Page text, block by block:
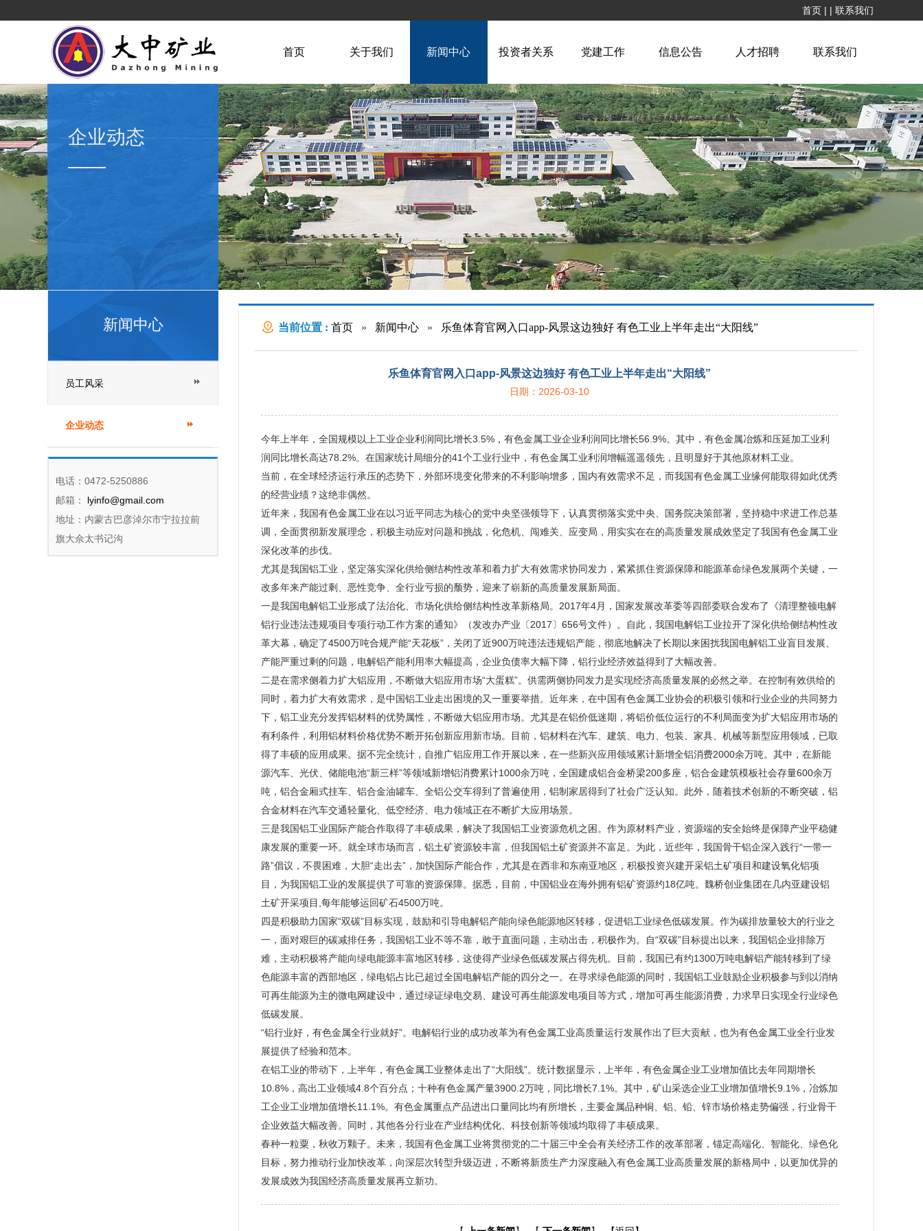
首页 | | 联系我们
首页 关于我们 新闻中心 投资者关系 党建工作 信息公告 人才招聘 联系我们
企业动态
新闻中心
员工风采
企业动态
电话：0472-5250886
邮箱：
lyinfo@gmail.com
地址：内蒙古巴彦淖尔市宁拉拉前
旗大佘太书记沟
当前位置 : 首页» 新闻中心» 乐鱼体育官网入口app-风景这边独好 有色工业上半年走出“大阳线”
乐鱼体育官网入口app-风景这边独好 有色工业上半年走出“大阳线”
日期：2026-03-10
今年上半年，全国规模以上工业企业利润同比增长3.5%，有色金属工业企业利润同比增长56.9%。其中，有色金属冶炼和压延加工业利
润同比增长高达78.2%。在国家统计局细分的41个工业行业中，有色金属工业利润增幅遥遥领先，且明显好于其他原材料工业。
当前，在全球经济运行承压的态势下，外部环境变化带来的不利影响增多，国内有效需求不足，而我国有色金属工业缘何能取得如此优秀
的经营业绩？这绝非偶然。
近年来，我国有色金属工业在以习近平同志为核心的党中央坚强领导下，认真贯彻落实党中央、国务院决策部署，坚持稳中求进工作总基
调，全面贯彻新发展理念，积极主动应对问题和挑战，化危机、闯难关、应变局，用实实在在的高质量发展成效坚定了我国有色金属工业
深化改革的步伐。
尤其是我国铝工业，坚定落实深化供给侧结构性改革和着力扩大有效需求协同发力，紧紧抓住资源保障和能源革命绿色发展两个关键，一
改多年来产能过剩、恶性竞争、全行业亏损的颓势，迎来了崭新的高质量发展新局面。
一是我国电解铝工业形成了法治化、市场化供给侧结构性改革新格局。2017年4月，国家发展改革委等四部委联合发布了《清理整顿电解
铝行业违法违规项目专项行动工作方案的通知》（发改办产业〔2017〕656号文件）。自此，我国电解铝工业拉开了深化供给侧结构性改
革大幕，确定了4500万吨合规产能“天花板”，关闭了近900万吨违法违规铝产能，彻底地解决了长期以来困扰我国电解铝工业盲目发展、
产能严重过剩的问题，电解铝产能利用率大幅提高，企业负债率大幅下降，铝行业经济效益得到了大幅改善。
二是在需求侧着力扩大铝应用，不断做大铝应用市场“大蛋糕”。供需两侧协同发力是实现经济高质量发展的必然之举。在控制有效供给的
同时，着力扩大有效需求，是中国铝工业走出困境的又一重要举措。近年来，在中国有色金属工业协会的积极引领和行业企业的共同努力
下，铝工业充分发挥铝材料的优势属性，不断做大铝应用市场。尤其是在铝价低迷期，将铝价低位运行的不利局面变为扩大铝应用市场的
有利条件，利用铝材料价格优势不断开拓创新应用新市场。目前，铝材料在汽车、建筑、电力、包装、家具、机械等新型应用领域，已取
得了丰硕的应用成果。据不完全统计，自推广铝应用工作开展以来，在一些新兴应用领域累计新增全铝消费2000余万吨。其中，在新能
源汽车、光伏、储能电池“新三样”等领域新增铝消费累计1000余万吨，全国建成铝合金桥梁200多座，铝合金建筑模板社会存量600余万
吨，铝合金厢式挂车、铝合金油罐车、全铝公交车得到了普遍使用，铝制家居得到了社会广泛认知。此外，随着技术创新的不断突破，铝
合金材料在汽车交通轻量化、低空经济、电力领域正在不断扩大应用场景。
三是我国铝工业国际产能合作取得了丰硕成果，解决了我国铝工业资源危机之困。作为原材料产业，资源端的安全始终是保障产业平稳健
康发展的重要一环。就全球市场而言，铝土矿资源较丰富，但我国铝土矿资源并不富足。为此，近些年，我国骨干铝企深入践行“一带一
路”倡议，不畏困难，大胆“走出去”，加快国际产能合作，尤其是在西非和东南亚地区，积极投资兴建开采铝土矿项目和建设氧化铝项
目，为我国铝工业的发展提供了可靠的资源保障。据悉，目前，中国铝业在海外拥有铝矿资源约18亿吨。魏桥创业集团在几内亚建设铝
土矿开采项目,每年能够运回矿石4500万吨。
四是积极助力国家“双碳”目标实现，鼓励和引导电解铝产能向绿色能源地区转移，促进铝工业绿色低碳发展。作为碳排放量较大的行业之
一，面对艰巨的碳减排任务，我国铝工业不等不靠，敢于直面问题，主动出击，积极作为。自“双碳”目标提出以来，我国铝企业排除万
难，主动积极将产能向绿电能源丰富地区转移，这使得产业绿色低碳发展占得先机。目前，我国已有约1300万吨电解铝产能转移到了绿
色能源丰富的西部地区，绿电铝占比已超过全国电解铝产能的四分之一。在寻求绿色能源的同时，我国铝工业鼓励企业积极参与到以消纳
可再生能源为主的微电网建设中，通过绿证绿电交易、建设可再生能源发电项目等方式，增加可再生能源消费，力求早日实现全行业绿色
低碳发展。
“铝行业好，有色金属全行业就好”。电解铝行业的成功改革为有色金属工业高质量运行发展作出了巨大贡献，也为有色金属工业全行业发
展提供了经验和范本。
在铝工业的带动下，上半年，有色金属工业整体走出了“大阳线”。统计数据显示，上半年，有色金属企业工业增加值比去年同期增长
10.8%，高出工业领域4.8个百分点；十种有色金属产量3900.2万吨，同比增长7.1%。其中，矿山采选企业工业增加值增长9.1%，冶炼加
工企业工业增加值增长11.1%。有色金属重点产品进出口量同比均有所增长，主要金属品种铜、铝、铅、锌市场价格走势偏强，行业骨干
企业效益大幅改善。同时，其他各分行业在产业结构优化、科技创新等领域均取得了丰硕成果。
春种一粒粟，秋收万颗子。未来，我国有色金属工业将贯彻党的二十届三中全会有关经济工作的改革部署，锚定高端化、智能化、绿色化
目标，努力推动行业加快改革，向深层次转型升级迈进，不断将新质生产力深度融入有色金属工业高质量发展的新格局中，以更加优异的
发展成效为我国经济高质量发展再立新功。